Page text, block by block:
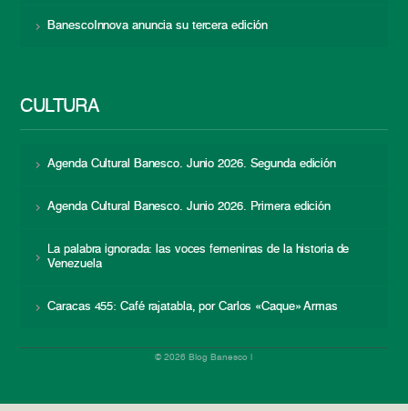
BanescoInnova anuncia su tercera edición
CULTURA
Agenda Cultural Banesco. Junio 2026. Segunda edición
Agenda Cultural Banesco. Junio 2026. Primera edición
La palabra ignorada: las voces femeninas de la historia de
Venezuela
Caracas 455: Café rajatabla, por Carlos «Caque» Armas
© 2026 Blog Banesco |